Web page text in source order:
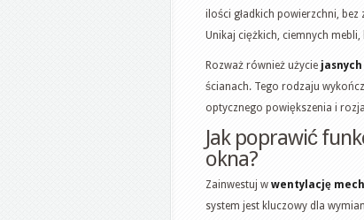
ilości gładkich powierzchni, bez
Unikaj ciężkich, ciemnych
Rozważ również użycie jasnych
ścianach. Tego rodzaju
optycznego powiększenia i
Jak poprawić
okna?
Zainwestuj w wentylację
system jest kluczowy dla